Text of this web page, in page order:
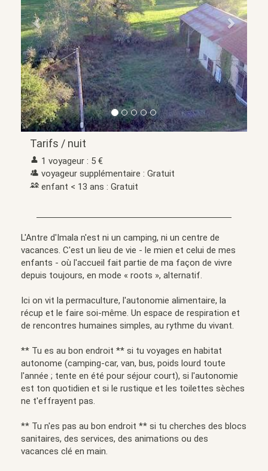
Tarifs / nuit
1 voyageur : 5 €
voyageur supplémentaire : Gratuit
enfant < 13 ans : Gratuit
L'Antre d'Imala n'est ni un camping, ni un centre de
vacances. C'est un lieu de vie - le mien et celui de mes
enfants - où l'accueil fait partie de ma façon de vivre
depuis toujours, en mode « roots », alternatif.
Ici on vit la permaculture, l'autonomie alimentaire, la
récup et le faire soi-même. Un espace de respiration et
de rencontres humaines simples, au rythme du vivant.
** Tu es au bon endroit ** si tu voyages en habitat
autonome (camping-car, van, bus, poids lourd toute
l'année ; tente en été pour séjour court), si l'autonomie
est ton quotidien et si le rustique et les toilettes sèches
ne t'effrayent pas.
** Tu n'es pas au bon endroit ** si tu cherches des blocs
sanitaires, des services, des animations ou des
vacances clé en main.